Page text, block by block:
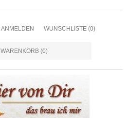
ANMELDEN WUNSCHLISTE (0)
WARENKORB (0)